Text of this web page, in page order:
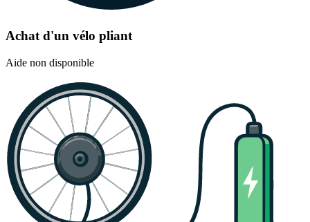
Achat d'un vélo pliant
Aide non disponible